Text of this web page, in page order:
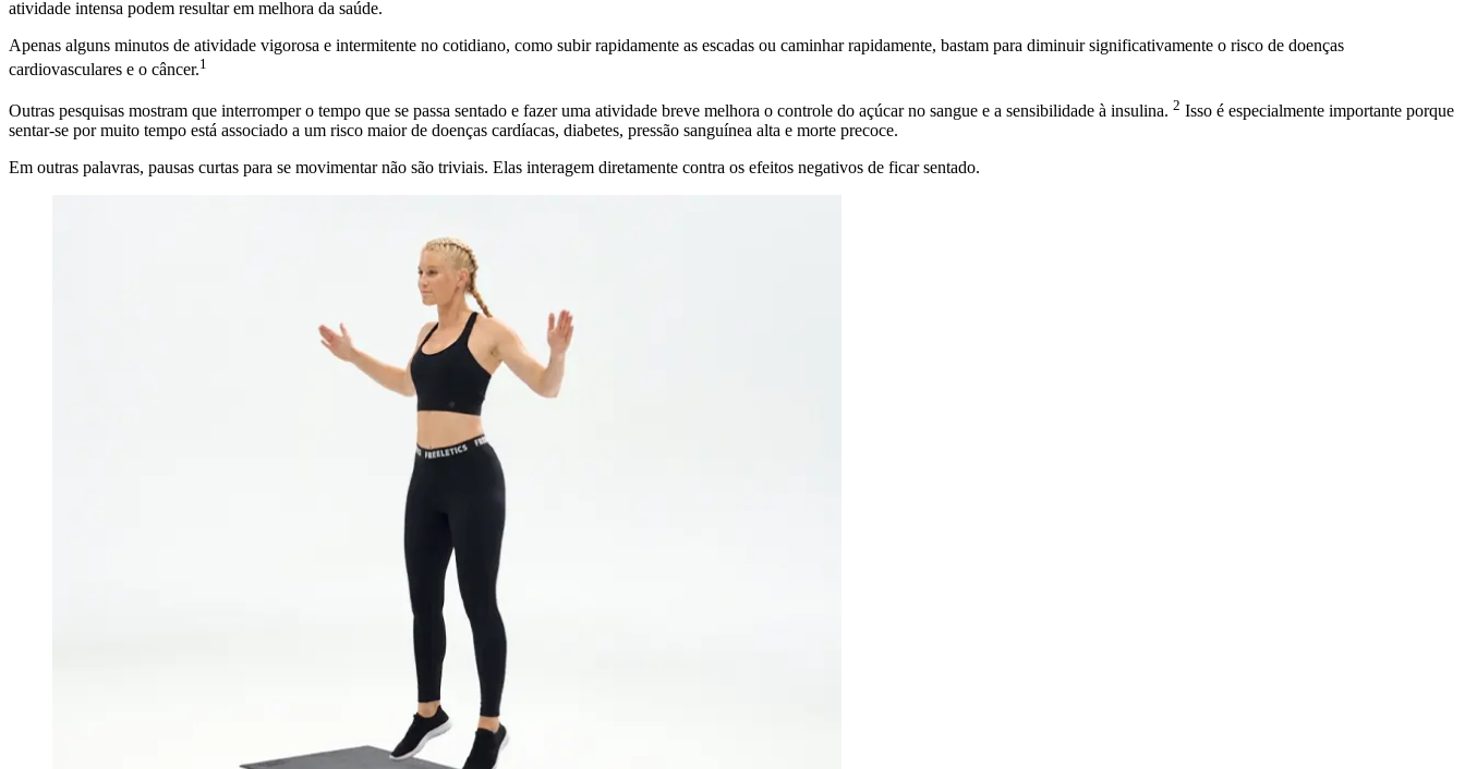
atividade intensa podem resultar em melhora da saúde.
Apenas alguns minutos de atividade vigorosa e intermitente no cotidiano, como subir rapidamente as escadas ou caminhar rapidamente, bastam para diminuir significativamente o risco de doenças
cardiovasculares e o câncer.1
Outras pesquisas mostram que interromper o tempo que se passa sentado e fazer uma atividade breve melhora o controle do açúcar no sangue e a sensibilidade à insulina. 2 Isso é especialmente importante porque
sentar-se por muito tempo está associado a um risco maior de doenças cardíacas, diabetes, pressão sanguínea alta e morte precoce.
Em outras palavras, pausas curtas para se movimentar não são triviais. Elas interagem diretamente contra os efeitos negativos de ficar sentado.